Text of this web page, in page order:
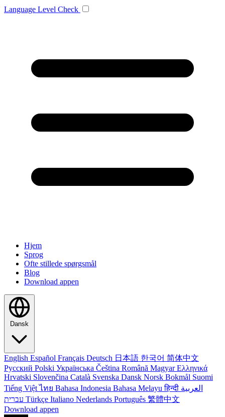
Language Level Check
Hjem
Sprog
Ofte stillede spørgsmål
Blog
Download appen
Dansk
English Español Français Deutsch 日本語 한국어 简体中文
Русский Polski Українська Čeština Română MagyarΕλληνικά
Hrvatski Slovenčina Català Svenska Dansk Norsk Bokmål Suomi
Tiếng Việtไทย Bahasa Indonesia Bahasa Melayuहिन्दी العربية
Türkçe Italiano Nederlands Português 繁體中文
Download appen